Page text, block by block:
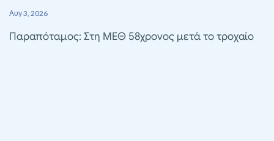
Αυγ 3, 2026
Παραπόταμος: Στη ΜΕΘ 58χρονος μετά το τροχαίο